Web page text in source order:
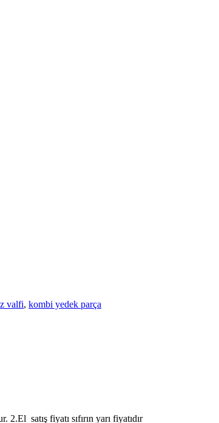
valfi, kombi yedek parça
satış fiyatı sıfırın yarı fiyatıdır